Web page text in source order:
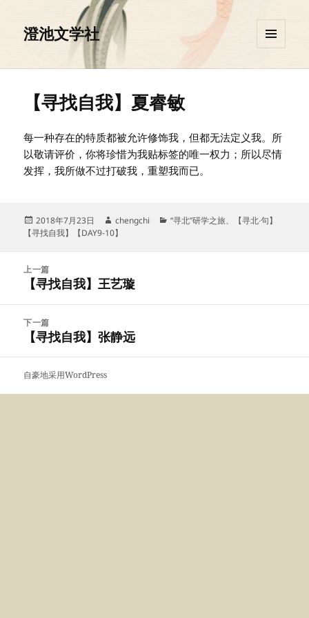
澄池文学社
挂件
【寻找自我】夏睿敏
每一种存在的特质都被允许修饰我，但都无法定义我。所
以敬请评价，你将珍惜为我贴标签的唯一权力；所以尽情
发挥，我所做不过打破我，重塑我而已。
发
布
2018年7月23日
作
者
chengchi
分
“寻北”研学之旅、
【寻北∙句】
【寻找自我】【DAY9-10】
航
上一篇
上
文
章：
【寻找自我】王艺璇
下一篇
下
文
【寻找自我】张静远
自豪地采用WordPress